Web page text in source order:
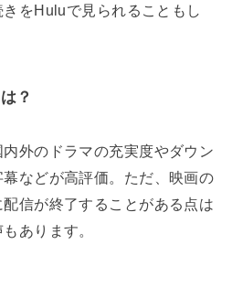
をHuluで見られることもし
？
外のドラマの充実度やダウン
などが高評価。ただ、映画の
信が終了することがある点は
あります。